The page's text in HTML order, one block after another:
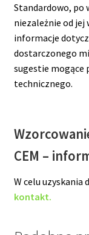
Standardowo, po
niezależnie od
informacje
dostarczonego
sugestie mogące
technicznego.
CEM –
W celu
kontakt.